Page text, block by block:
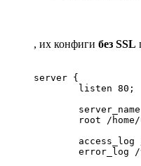
, их конфиги без SSL
server {
        listen 80;
root /
access_log
error_log